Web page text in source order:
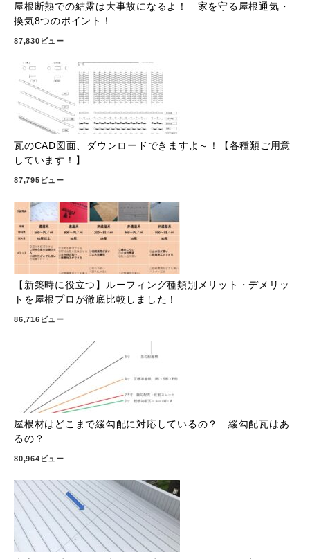
屋根断熱での結露は大事故になるよ！ 家を守る屋根通気・
換気8つのポイント！
87,830ビュー
瓦のCAD図面、ダウンロードできますよ～！【各種類ご用意
しています！】
87,795ビュー
【新築時に役立つ】ルーフィング種類別メリット・デメリッ
トを屋根プロが徹底比較しました！
86,716ビュー
屋根材はどこまで緩勾配に対応しているの？ 緩勾配瓦はあ
るの？
80,964ビュー